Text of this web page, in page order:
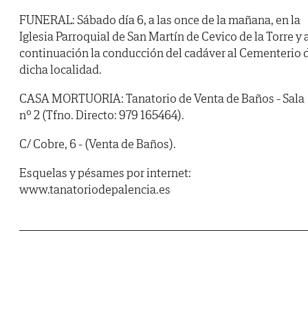
FUNERAL: Sábado día 6, a las once de la mañana, en la
Iglesia Parroquial de San Martín de Cevico de la Torre y
continuación la conducción del cadáver al Cementerio
dicha localidad.
CASA MORTUORIA: Tanatorio de Venta de Baños - Sala
nº 2 (Tfno. Directo: 979 165464).
C/ Cobre, 6 - (Venta de Baños).
Esquelas y pésames por internet:
www.tanatoriodepalencia.es